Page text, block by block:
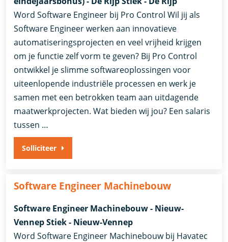
Word Software Engineer bij Pro Control Wil jij als
Software Engineer werken aan innovatieve
automatiseringsprojecten en veel vrijheid krijgen
om je functie zelf vorm te geven? Bij Pro Control
ontwikkel je slimme softwareoplossingen voor
uiteenlopende industriële processen en werk je
samen met een betrokken team aan uitdagende
maatwerkprojecten. Wat bieden wij jou? Een salaris
tussen …
Solliciteer
Software Engineer Machinebouw
Software Engineer Machinebouw - Nieuw-
Vennep Stiek - Nieuw-Vennep
Word Software Engineer Machinebouw bij Havatec